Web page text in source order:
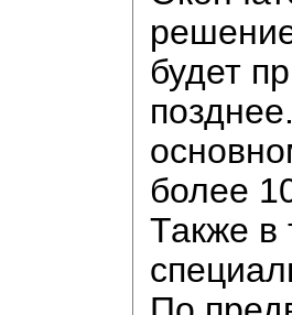
будет
более
Также в